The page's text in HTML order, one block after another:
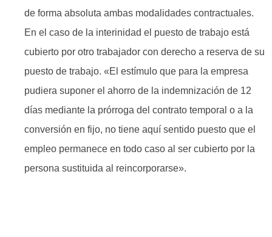
de forma absoluta ambas modalidades contractuales.
En el caso de la interinidad el puesto de trabajo está
cubierto por otro trabajador con derecho a reserva de su
puesto de trabajo. «El estímulo que para la empresa
pudiera suponer el ahorro de la indemnización de 12
días mediante la prórroga del contrato temporal o a la
conversión en fijo, no tiene aquí sentido puesto que el
empleo permanece en todo caso al ser cubierto por la
persona sustituida al reincorporarse».